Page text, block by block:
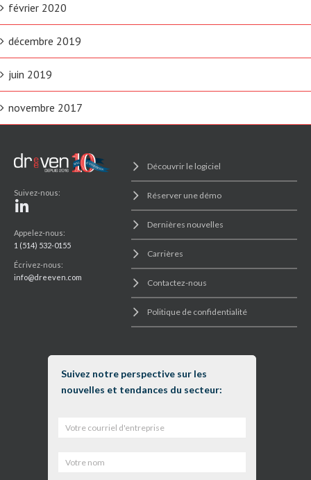
février 2020
décembre 2019
juin 2019
novembre 2017
Suivez-nous:
Appelez-nous:
1 (514) 532-0155
Écrivez-nous:
info@dreeven.com
Découvrir le logiciel
Réserver une démo
Dernières nouvelles
Carrières
Contactez-nous
Politique de confidentialité
Suivez notre perspective sur les
nouvelles et tendances du secteur: